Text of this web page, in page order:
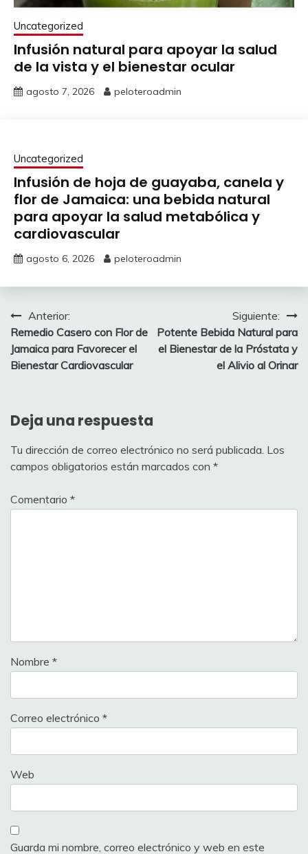
Uncategorized
Infusión natural para apoyar la salud
de la vista y el bienestar ocular
agosto 7, 2026 peloteroadmin
Uncategorized
Infusión de hoja de guayaba, canela y
flor de Jamaica: una bebida natural
para apoyar la salud metabólica y
cardiovascular
agosto 6, 2026 peloteroadmin
Navegación
de
entradas
Anterior:
Remedio Casero con Flor de
Jamaica para Favorecer el
Bienestar Cardiovascular
Siguiente:
Potente Bebida Natural para
el Bienestar de la Próstata y
el Alivio al Orinar
Deja una respuesta
Tu dirección de correo electrónico no será publicada. Los
campos obligatorios están marcados con *
Comentario *
Nombre *
Correo electrónico *
Web
Guarda mi nombre, correo electrónico y web en este